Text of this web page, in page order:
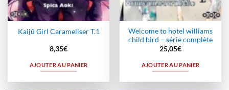
Kaijû Girl Carameliser T.1
8,35€
AJOUTER AU PANIER
Welcome to hotel williams
child bird – série complète
25,05€
AJOUTER AU PANIER